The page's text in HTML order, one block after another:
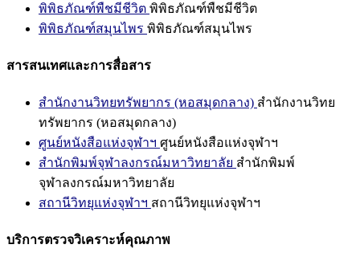
พิพิธภัณฑ์พืชมีชีวิต พิพิธภัณฑ์พืชมีชีวิต
พิพิธภัณฑ์สมุนไพร พิพิธภัณฑ์สมุนไพร
สารสนเทศและการสื่อสาร
สำนักงานวิทยทรัพยากร (หอสมุดกลาง) สำนักงานวิทย
ทรัพยากร (หอสมุดกลาง)
ศูนย์หนังสือแห่งจุฬาฯ ศูนย์หนังสือแห่งจุฬาฯ
สำนักพิมพ์จุฬาลงกรณ์มหาวิทยาลัย สำนักพิมพ์
จุฬาลงกรณ์มหาวิทยาลัย
สถานีวิทยุแห่งจุฬาฯ สถานีวิทยุแห่งจุฬาฯ
บริการตรวจวิเคราะห์คุณภาพ